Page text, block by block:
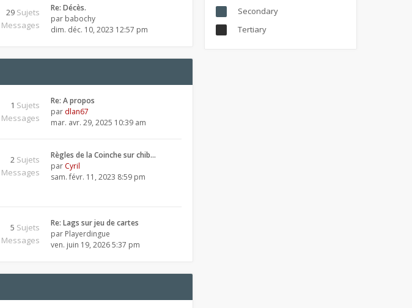
29 Sujets
Messages
Re: Décès.
par babochy
dim. déc. 10, 2023 12:57 pm
1 Sujets
Messages
Re: A propos
par dlan67
mar. avr. 29, 2025 10:39 am
2 Sujets
Messages
Règles de la Coinche sur chib…
par Cyril
sam. févr. 11, 2023 8:59 pm
5 Sujets
Messages
Re: Lags sur jeu de cartes
par Playerdingue
ven. juin 19, 2026 5:37 pm
Secondary
Tertiary